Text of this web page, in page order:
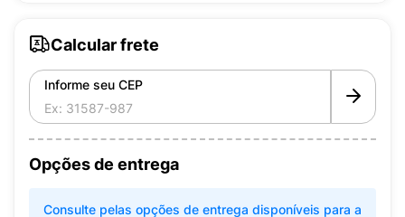
Calcular frete
Informe seu CEP
Opções de entrega
Consulte pelas opções de entrega disponíveis para a